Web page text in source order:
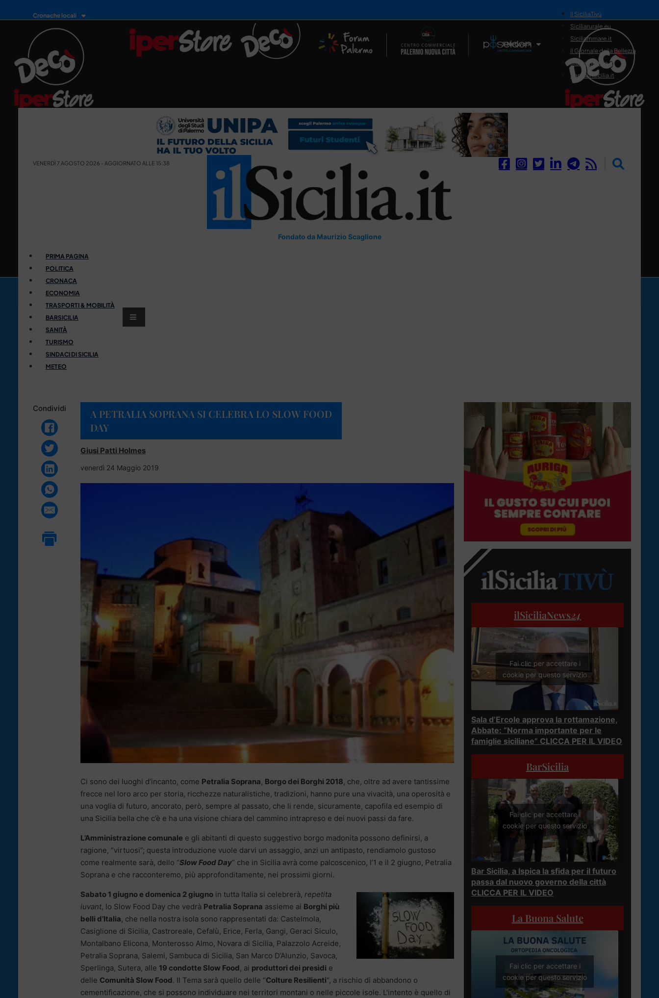
Cronache locali
Il Network
il SiciliaTivù
Siciliarurale.eu
Siciliammare.it
Il Giornale della Bellezza
Siciliamedica.it
Sanitainsicilia.it
VENERDÌ 7 AGOSTO 2026 - AGGIORNATO ALLE 15:38
Fondato da Maurizio Scaglione
PRIMA PAGINA
POLITICA
CRONACA
ECONOMIA
TRASPORTI & MOBILITÀ
BARSICILIA
SANITÀ
TURISMO
SINDACI DI SICILIA
METEO
Condividi
A PETRALIA SOPRANA SI CELEBRA LO SLOW FOOD
DAY
Giusi Patti Holmes
venerdì 24 Maggio 2019
Ci sono dei luoghi d’incanto, come Petralia Soprana, Borgo dei Borghi 2018, che, oltre ad avere tantissime
frecce nel loro arco per storia, ricchezze naturalistiche, tradizioni, hanno pure una vivacità, una operosità e
una voglia di futuro, ancorato, però, sempre al passato, che li rende, sicuramente, capofila ed esempio di
una Sicilia bella che c’è e ha una visione chiara del cammino intrapreso e dei nuovi passi da fare.
L’Amministrazione comunale e gli abitanti di questo suggestivo borgo madonita possono definirsi, a
ragione, “virtuosi”; questa introduzione vuole darvi un assaggio, anzi un antipasto, rendiamolo gustoso
come realmente sarà, dello “Slow Food Day” che in Sicilia avrà come palcoscenico, l’1 e il 2 giugno, Petralia
Soprana e che racconteremo, più approfonditamente, nei prossimi giorni.
Sabato 1 giugno e domenica 2 giugno in tutta Italia si celebrerà, repetita
iuvant, lo Slow Food Day che vedrà Petralia Soprana assieme ai Borghi più
belli d’Italia, che nella nostra isola sono rappresentati da: Castelmola,
Casiglione di Sicilia, Castroreale, Cefalù, Erice, Ferla, Gangi, Geraci Siculo,
Montalbano Elicona, Monterosso Almo, Novara di Sicilia, Palazzolo Acreide,
Petralia Soprana, Salemi, Sambuca di Sicilia, San Marco D’Alunzio, Savoca,
Sperlinga, Sutera, alle 19 condotte Slow Food, ai produttori dei presìdi e
delle Comunità Slow Food. Il Tema sarà quello delle “Colture Resilienti“, a rischio di abbandono o
cementificazione, che si possono individuare nei territori montani o nelle piccole isole. L’intento è quello di
ilSiciliaNews24
Fai clic per accettare i
cookie per questo servizio
Sala d’Ercole approva la rottamazione,
Abbate: “Norma importante per le
famiglie siciliane” CLICCA PER IL VIDEO
BarSicilia
Fai clic per accettare i
cookie per questo servizio
Bar Sicilia, a Ispica la sfida per il futuro
passa dal nuovo governo della città
CLICCA PER IL VIDEO
La Buona Salute
Fai clic per accettare i
cookie per questo servizio